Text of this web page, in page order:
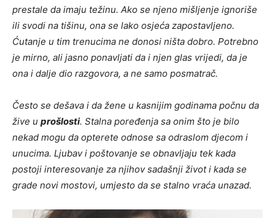
prestale da imaju težinu. Ako se njeno mišljenje ignoriše
ili svodi na tišinu, ona se lako osjeća zapostavljeno.
Ćutanje u tim trenucima ne donosi ništa dobro. Potrebno
je mirno, ali jasno ponavljati da i njen glas vrijedi, da je
ona i dalje dio razgovora, a ne samo posmatrač.
Često se dešava i da žene u kasnijim godinama počnu da
žive u prošlosti. Stalna poređenja sa onim što je bilo
nekad mogu da opterete odnose sa odraslom djecom i
unucima. Ljubav i poštovanje se obnavljaju tek kada
postoji interesovanje za njihov sadašnji život i kada se
grade novi mostovi, umjesto da se stalno vraća unazad.